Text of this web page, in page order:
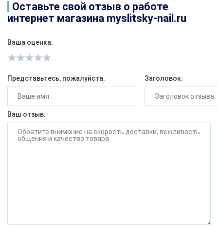
Оставьте свой отзыв о работе
интернет магазина myslitsky-nail.ru
Ваша оценка:
Представьтесь, пожалуйста: Заголовок:
Ваш отзыв: